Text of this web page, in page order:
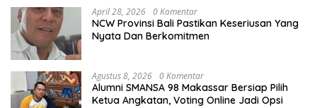
April 28, 2026 0 Komentar
NCW Provinsi Bali Pastikan Keseriusan Yang
Nyata Dan Berkomitmen
Agustus 8, 2026 0 Komentar
Alumni SMANSA 98 Makassar Bersiap Pilih
Ketua Angkatan, Voting Online Jadi Opsi